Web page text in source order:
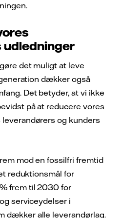
udledninger
det muligt at leve
dækker også
Det betyder, at vi ikke
på at reducere vores
og kunders
mod en fossilfri fremtid
reduktionsmål for
frem til 2030 for
serviceydelser i
dækker alle leverandørlag.